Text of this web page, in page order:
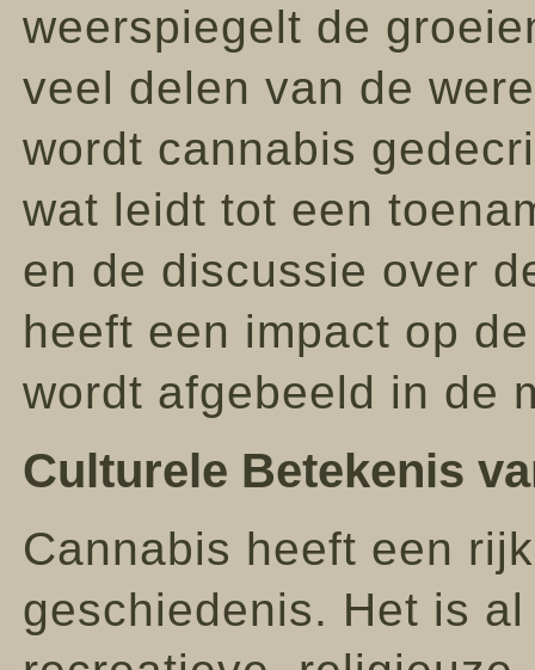
weerspiegelt de
veel delen van de
wordt cannabis
wat leidt tot een
en de discussie over
heeft een impact op
wordt afgebeeld in de
Culturele Betekenis
Cannabis heeft een
geschiedenis. Het is